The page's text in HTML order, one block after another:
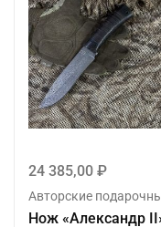
24 385,00 ₽
Авторские
Нож «Александр